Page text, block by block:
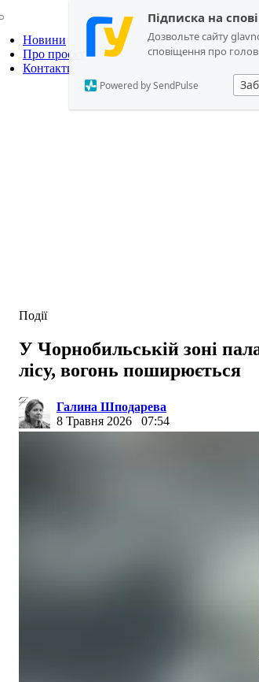
Підписка на
Дозвольте сайту
сповіщення про
Powered by SendPulse
Новини
Про проєкт
Контакти
Події
У Чорнобильській зоні
лісу, вогонь поширюється
Галина Шподарева
8 Травня 2026
07:54